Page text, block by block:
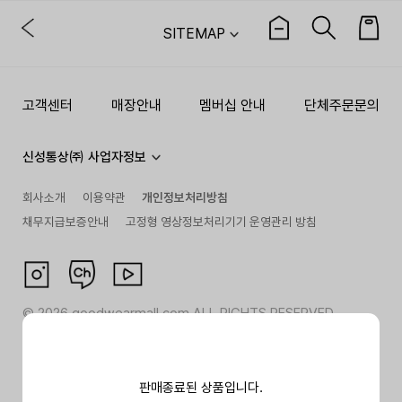
판매종료된 상품입니다.
SITEMAP
고객센터 매장안내 멤버십 안내 단체주문문의
신성통상㈜ 사업자정보
회사소개 이용약관
개인정보처리방침
채무지급보증안내
고정형 영상정보처리기기 운영관리 방침
©2026goodwearmall.com ALL RIGHTS RESERVED